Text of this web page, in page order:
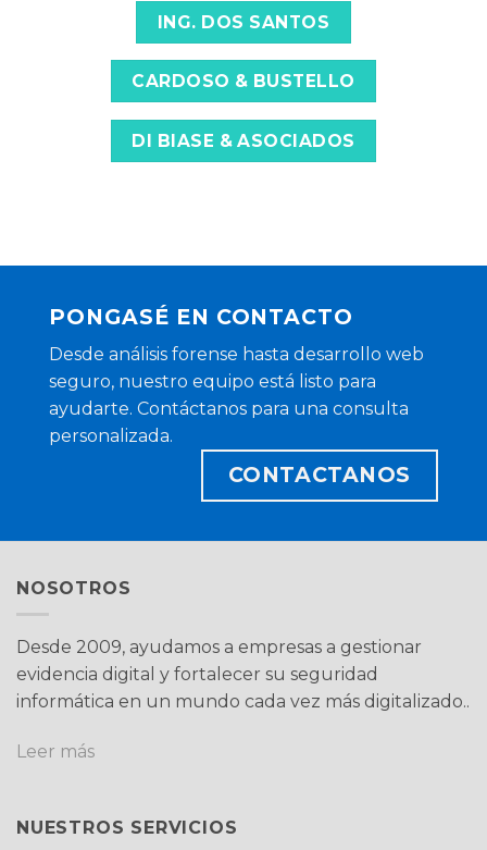
ING. DOS SANTOS
CARDOSO & BUSTELLO
DI BIASE & ASOCIADOS
PONGASÉ EN CONTACTO
Desde análisis forense hasta desarrollo web
seguro, nuestro equipo está listo para
ayudarte. Contáctanos para una consulta
personalizada.
CONTACTANOS
NOSOTROS
Desde 2009, ayudamos a empresas a gestionar
evidencia digital y fortalecer su seguridad
informática en un mundo cada vez más digitalizado..
Leer más
NUESTROS SERVICIOS